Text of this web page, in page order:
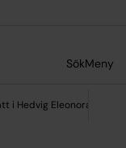
SökMeny
i Hedvig Eleonora och